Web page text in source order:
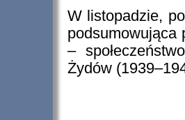
W listopadzie,
podsumowująca
–
Żydów